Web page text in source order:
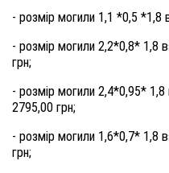
- розмір могили 1,1 *0,5 *1,8
- розмір могили 2,2*0,8* 1,8
грн;
- розмір могили 2,4*0,95*
2795,00 грн;
- розмір могили 1,6*0,7* 1,8
грн;